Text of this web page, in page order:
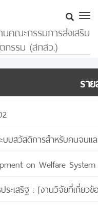
คณะกรรมการส่งเสริม
กรรม (สกสว.)
รา
บสวัสดิการสำหรับคนจนแ
on Welfare
ะเสริฐ : [งานวิจัยที่เกี่ยว